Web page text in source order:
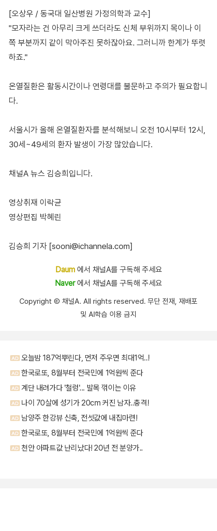
[오상우 / 동국대 일산병원 가정의학과 교수]
"모자라는 건 아무리 크게 쓰더라도 신체 부위까지 목이나 이
쪽 부분까지 같이 막아주진 못하잖아요. 그러니까 한계가 뚜렷
하죠."
온열질환은 활동시간이나 연령대를 불문하고 주의가 필요합니
다.
서울시가 올해 온열질환자를 분석해보니 오전 10시부터 12시,
30세~49세의 환자 발생이 가장 많았습니다.
채널A 뉴스 김승희입니다.
영상취재 이락균
영상편집 박혜린
김승희 기자 [sooni@ichannela.com]
Daum에서 채널A를 구독해 주세요
Naver에서 채널A를 구독해 주세요
Copyright Ⓒ 채널A. All rights reserved. 무단 전재, 재배포
및 AI학습 이용 금지